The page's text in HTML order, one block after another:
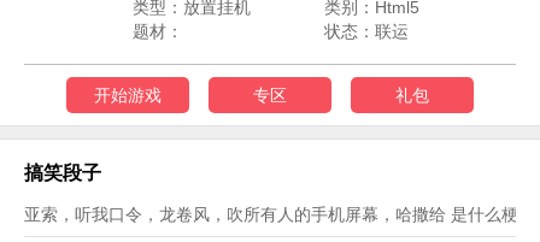
类型：放置挂机
类别：Html5
题材：
状态：联运
开始游戏 专区 礼包
搞笑段子
亚索，听我口令，龙卷风，吹所有人的手机屏幕，哈撒给 是什么梗？